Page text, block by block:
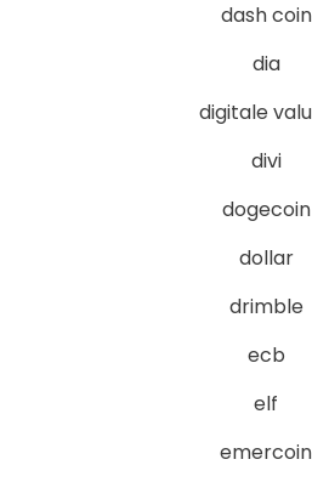
dash coin
dia
digitale
divi
dogecoin
dollar
drimble
ecb
elf
emercoin